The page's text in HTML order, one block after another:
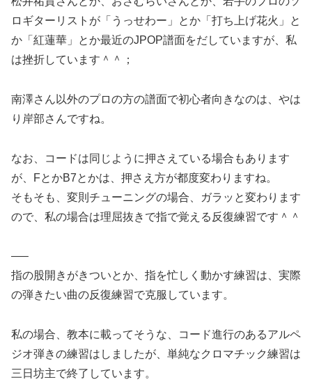
ロギターリストが「うっせわー」とか「打ち上げ花火」と
か「紅蓮華」とか最近のJPOP譜面をだしていますが、私
は挫折しています＾＾；
南澤さん以外のプロの方の譜面で初心者向きなのは、やは
り岸部さんですね。
なお、コードは同じように押さえている場合もあります
が、FとかB7とかは、押さえ方が都度変わりますね。
そもそも、変則チューニングの場合、ガラッと変わります
ので、私の場合は理屈抜きで指で覚える反復練習です＾＾
—–
指の股開きがきついとか、指を忙しく動かす練習は、実際
の弾きたい曲の反復練習で克服しています。
私の場合、教本に載ってそうな、コード進行のあるアルペ
ジオ弾きの練習はしましたが、単純なクロマチック練習は
三日坊主で終了しています。